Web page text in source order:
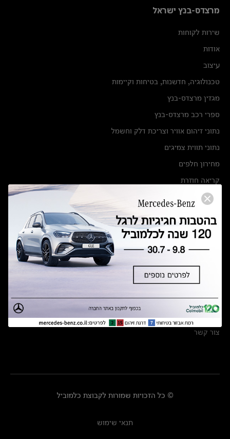
מרצדס-בנץ ישראל
שירות לקוחות
אודות
עיצוב
טכנולוגיה, חדשנות, בטיחות וקיימות
מגזין מרצדס-בנץ
ספרי רכב מרצדס-בנץ
נתוני זיהום אוויר וצריכת דלק וחשמל
נתוני תווית צמיגים
מחירון חלפים
קריאה חוזרת
הודעה על הטבות לרכבי מרצדס בהסדר פשרה בתצ 56447-02-19
תקנון ימי מכירות 120 לכלמוביל
מצאו אותנו
אולמות תצוגה
מרכזי שירות
צור קשר
© כל הזכויות שמורות לקבוצת כלמוביל
תנאי שימוש